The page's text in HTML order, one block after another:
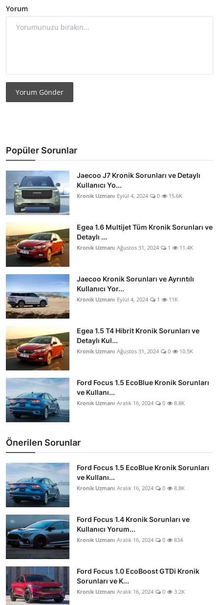
Yorum
Yorum Gönder
Popüler Sorunlar
Jaecoo J7 Kronik Sorunları ve Detaylı
Kullanıcı Yo...
Kronik Uzmanı Eylül 4, 2024 0 15.6K
Egea 1.6 Multijet Tüm Kronik Sorunları ve
Detaylı ...
Kronik Uzmanı Ağustos 31, 2024 1 11.4K
Jaecoo Kronik Sorunları ve Ayrıntılı
Kullanıcı Yor...
Kronik Uzmanı Eylül 4, 2024 1 11K
Egea 1.5 T4 Hibrit Kronik Sorunları ve
Detaylı Kul...
Kronik Uzmanı Ağustos 31, 2024 0 10.5K
Ford Focus 1.5 EcoBlue Kronik Sorunları
ve Kullanı...
Kronik Uzmanı Aralık 16, 2024 0 8.8K
Önerilen Sorunlar
Ford Focus 1.5 EcoBlue Kronik Sorunları
ve Kullanı...
Kronik Uzmanı Aralık 16, 2024 0 8.8K
Ford Focus 1.4 Kronik Sorunları ve
Kullanıcı Yorum...
Kronik Uzmanı Aralık 16, 2024 0 834
Ford Focus 1.0 EcoBoost GTDi Kronik
Sorunları ve K...
Kronik Uzmanı Aralık 16, 2024 0 3.2K